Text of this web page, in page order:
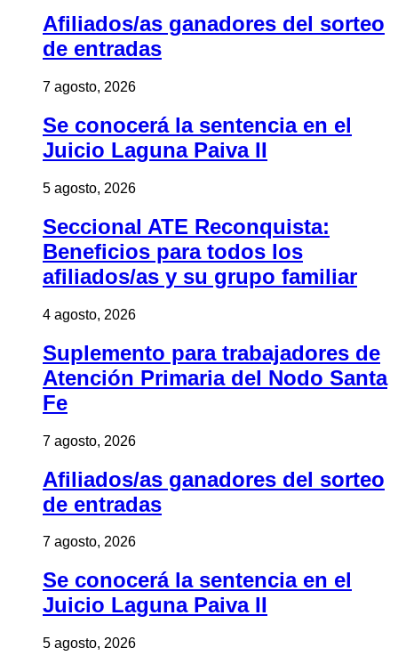
Afiliados/as ganadores del sorteo
de entradas
7 agosto, 2026
Se conocerá la sentencia en el
Juicio Laguna Paiva II
5 agosto, 2026
Seccional ATE Reconquista:
Beneficios para todos los
afiliados/as y su grupo familiar
4 agosto, 2026
Suplemento para trabajadores de
Atención Primaria del Nodo Santa
Fe
7 agosto, 2026
Afiliados/as ganadores del sorteo
de entradas
7 agosto, 2026
Se conocerá la sentencia en el
Juicio Laguna Paiva II
5 agosto, 2026